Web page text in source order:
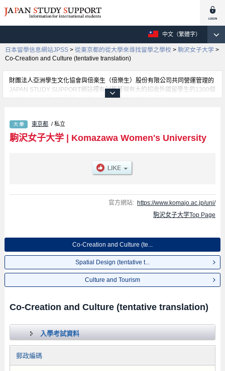
中文（繁體字）
日本留學信息網站JPSS > 從東京都的從大學來尋找留學之學校 > 駒沢女子大学 >
Co-Creation and Culture (tentative translation)
財團法人亞洲學生文化協會與倍楽生（倍樂生）股份有限公司共同營運管理的
JAPAN STUDY SUPPORT網站裡有刊載著現有大約招收外國留學生的1300個
學校的大學學部、大學院、短期大學、專門學校的招生訊息。
Culture and Tourism學部等各別學部的不同訊息，以及招收名額、合格人數等
考試資訊、設施介紹、聯絡方式等對外國留學生是必要之訊息都刊載於此，請
務必查閱及利用此網站。
東京都 / 私立
駒沢女子大学| Komazawa Women's University
官方網站: https://www.komajo.ac.jp/uni/
駒沢女子大学Top Page
Co-Creation and Culture (te...
Spatial Design (tentative t...
Culture and Tourism
Co-Creation and Culture (tentative translation)
入學考試資料
郵政編碼